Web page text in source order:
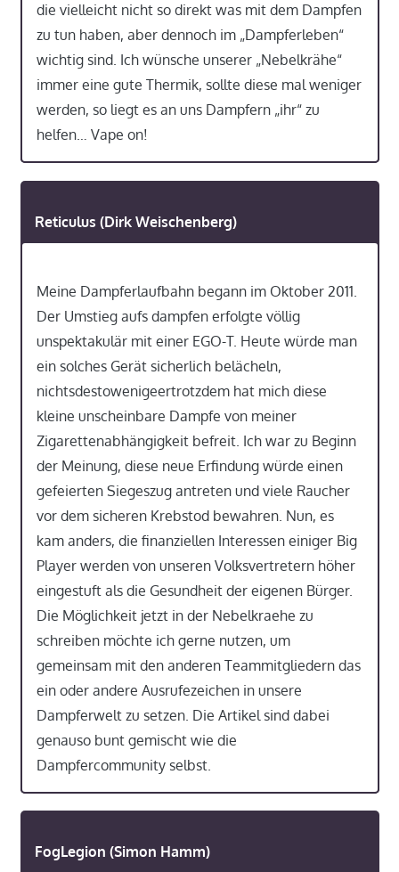
die vielleicht nicht so direkt was mit dem Dampfen
zu tun haben, aber dennoch im „Dampferleben“
wichtig sind. Ich wünsche unserer „Nebelkrähe“
immer eine gute Thermik, sollte diese mal weniger
werden, so liegt es an uns Dampfern „ihr“ zu
helfen… Vape on!
Reticulus (Dirk Weischenberg)
Meine Dampferlaufbahn begann im Oktober 2011.
Der Umstieg aufs dampfen erfolgte völlig
unspektakulär mit einer EGO-T. Heute würde man
ein solches Gerät sicherlich belächeln,
nichtsdestowenigeertrotzdem hat mich diese
kleine unscheinbare Dampfe von meiner
Zigarettenabhängigkeit befreit. Ich war zu Beginn
der Meinung, diese neue Erfindung würde einen
gefeierten Siegeszug antreten und viele Raucher
vor dem sicheren Krebstod bewahren. Nun, es
kam anders, die finanziellen Interessen einiger Big
Player werden von unseren Volksvertretern höher
eingestuft als die Gesundheit der eigenen Bürger.
Die Möglichkeit jetzt in der Nebelkraehe zu
schreiben möchte ich gerne nutzen, um
gemeinsam mit den anderen Teammitgliedern das
ein oder andere Ausrufezeichen in unsere
Dampferwelt zu setzen. Die Artikel sind dabei
genauso bunt gemischt wie die
Dampfercommunity selbst.
FogLegion (Simon Hamm)